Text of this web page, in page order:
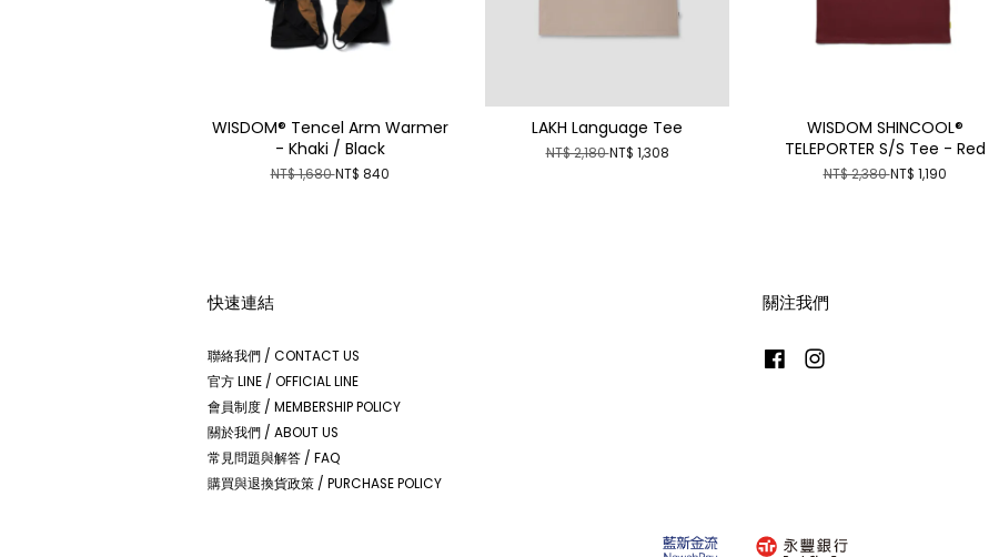
WISDOM® Tencel Arm Warmer
- Khaki / Black
NT$ 1,680NT$ 840
LAKH Language Tee
NT$ 2,180NT$ 1,308
WISDOM SHINCOOL®
TELEPORTER S/S Tee - Red
NT$ 2,380NT$ 1,190
快速連結
聯絡我們 / CONTACT US
官方 LINE / OFFICIAL LINE
會員制度 / MEMBERSHIP POLICY
關於我們 / ABOUT US
常見問題與解答 / FAQ
購買與退換貨政策 / PURCHASE POLICY
關注我們
Facebook